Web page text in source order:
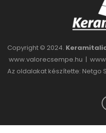
Copyright © 2024.
www.valorecsempe.hu |
Az oldalakat készítette: Netgo